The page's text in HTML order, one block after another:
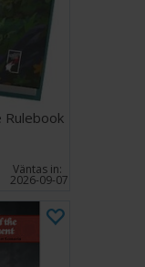
Rulebook
Väntas in:
2026-09-07